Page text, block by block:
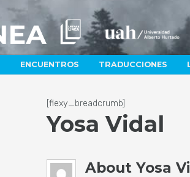
ENCUENTROS TRADUCCIONES
[flexy_breadcrumb]
Yosa Vidal
AboutYosa